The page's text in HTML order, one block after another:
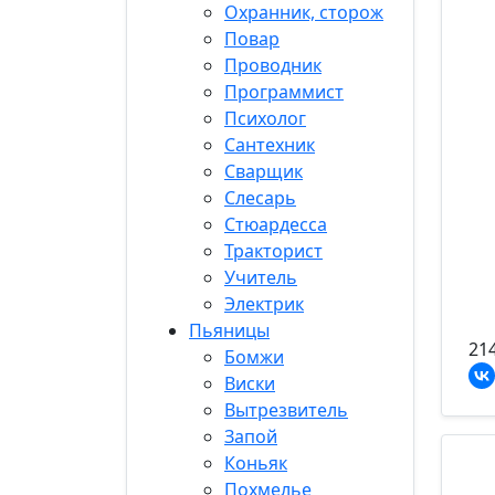
Охранник, сторож
Повар
Проводник
Программист
Психолог
Сантехник
Сварщик
Слесарь
Стюардесса
Тракторист
Учитель
Электрик
Пьяницы
Бомжи
Виски
Вытрезвитель
Запой
Коньяк
Похмелье